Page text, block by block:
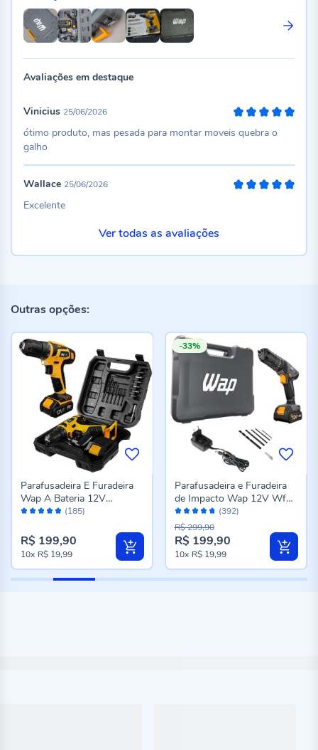
Avaliações em destaque
Vinicius 25/06/2026
ótimo produto, mas pesada para montar moveis quebra o
galho
Wallace 25/06/2026
Excelente
Ver todas as avaliações
Outras opções:
Avaliação: (185)
Parafusadeira E Furadeira
Wap A Bateria 12V
Bpf12k3 - Bivolt
R$ 199,90
10x R$ 19,99
-33%
Avaliação:
94%
(392)
Parafusadeira e Furadeira
de Impacto Wap 12V Wf
12K4.2 - Bivolt
Preço
especial
R$ 199,90
R$ 299,90
10x R$ 19,99